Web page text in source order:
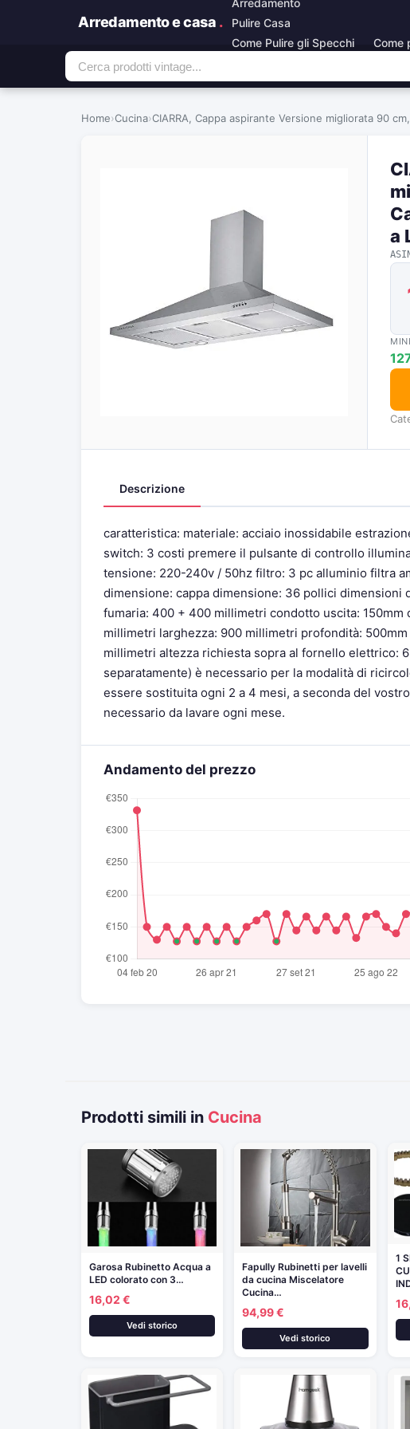
Arredamento e casa .
Pulire Casa
Come Pulire gli Specchi
Come
Home›Cucina›CIARRA, Cappa aspirante Versione migliorata 90
a
Descrizione
caratteristica: materiale: acciaio inossidabile
switch: 3 costi premere il pulsante di controllo
tensione: 220-240v / 50hz filtro: 3 pc alluminio filtra
dimensione: cappa dimensione: 36 pollici
fumaria: 400 + 400 millimetri condotto uscita:
millimetri larghezza: 900 millimetri profondità:
millimetri altezza richiesta sopra al fornello elettrico:
separatamente) è necessario per la modalità di
essere sostituita ogni 2 a 4 mesi, a seconda del
necessario da lavare ogni mese.
Andamento del prezzo
Prodotti simili in Cucina
Garosa Rubinetto Acqua a
LED colorato con 3…
16,02 €
Vedi storico
Fapully Rubinetti per lavelli
da cucina Miscelatore
Cucina…
94,99 €
Vedi storico
1